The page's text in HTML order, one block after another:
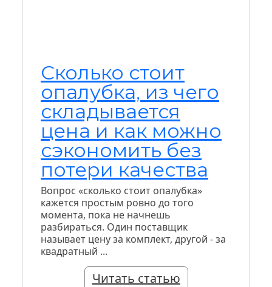
Сколько стоит
опалубка, из чего
складывается
цена и как можно
сэкономить без
потери качества
Вопрос «сколько стоит опалубка»
кажется простым ровно до того
момента, пока не начнешь
разбираться. Один поставщик
называет цену за комплект, другой - за
квадратный ...
Читать статью